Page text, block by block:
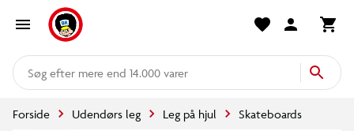
mere end 14.000 varer
Forside Udendørs leg Leg på hjul Skateboards